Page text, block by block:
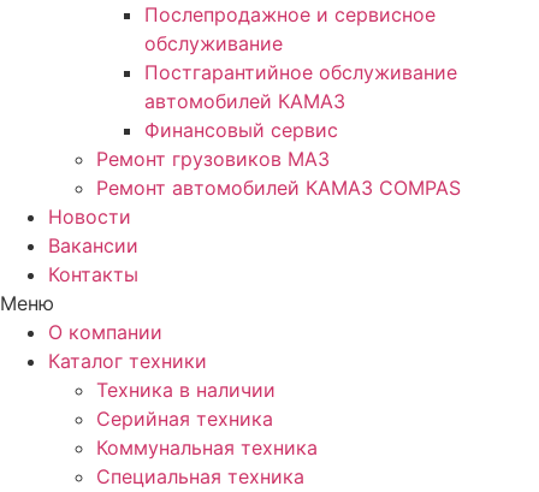
Послепродажное и сервисное
обслуживание
Постгарантийное обслуживание
автомобилей КАМАЗ
Финансовый сервис
Ремонт грузовиков МАЗ
Ремонт автомобилей КАМАЗ COMPAS
Новости
Вакансии
Контакты
Меню
О компании
Каталог техники
Техника в наличии
Серийная техника
Коммунальная техника
Специальная техника